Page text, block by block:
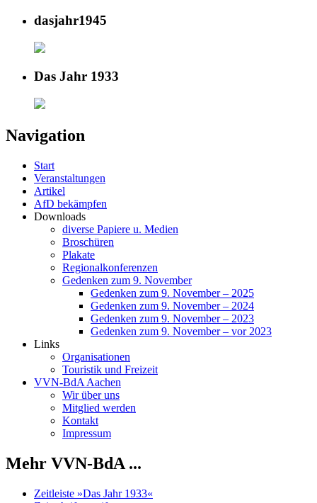
dasjahr1945
Das Jahr 1933
Navigation
Start
Veranstaltungen
Artikel
AfD bekämpfen
Downloads
diverse Papiere u. Medien
Broschüren
Plakate
Regionalkonferenzen
Gedenken zum 9. November
Gedenken zum 9. November – 2025
Gedenken zum 9. November – 2024
Gedenken zum 9. November – 2023
Gedenken zum 9. November – vor 2023
Links
Organisationen
Touristik und Freizeit
VVN-BdA Aachen
Wir über uns
Mitglied werden
Kontakt
Impressum
Mehr VVN-BdA ...
Zeitleiste »Das Jahr 1933«